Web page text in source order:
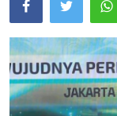
Inisiatif
Sorotan Berita
Bahasa